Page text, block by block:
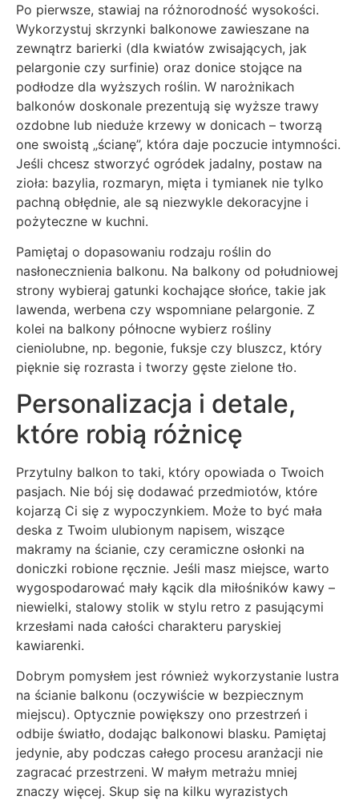
Po pierwsze, stawiaj na różnorodność wysokości.
Wykorzystuj skrzynki balkonowe zawieszane na
zewnątrz barierki (dla kwiatów zwisających, jak
pelargonie czy surfinie) oraz donice stojące na
podłodze dla wyższych roślin. W narożnikach
balkonów doskonale prezentują się wyższe trawy
ozdobne lub nieduże krzewy w donicach – tworzą
one swoistą „ścianę”, która daje poczucie intymności.
Jeśli chcesz stworzyć ogródek jadalny, postaw na
zioła: bazylia, rozmaryn, mięta i tymianek nie tylko
pachną obłędnie, ale są niezwykle dekoracyjne i
pożyteczne w kuchni.
Pamiętaj o dopasowaniu rodzaju roślin do
nasłonecznienia balkonu. Na balkony od południowej
strony wybieraj gatunki kochające słońce, takie jak
lawenda, werbena czy wspomniane pelargonie. Z
kolei na balkony północne wybierz rośliny
cieniolubne, np. begonie, fuksje czy bluszcz, który
pięknie się rozrasta i tworzy gęste zielone tło.
Personalizacja i detale,
które robią różnicę
Przytulny balkon to taki, który opowiada o Twoich
pasjach. Nie bój się dodawać przedmiotów, które
kojarzą Ci się z wypoczynkiem. Może to być mała
deska z Twoim ulubionym napisem, wiszące
makramy na ścianie, czy ceramiczne osłonki na
doniczki robione ręcznie. Jeśli masz miejsce, warto
wygospodarować mały kącik dla miłośników kawy –
niewielki, stalowy stolik w stylu retro z pasującymi
krzesłami nada całości charakteru paryskiej
kawiarenki.
Dobrym pomysłem jest również wykorzystanie lustra
na ścianie balkonu (oczywiście w bezpiecznym
miejscu). Optycznie powiększy ono przestrzeń i
odbije światło, dodając balkonowi blasku. Pamiętaj
jedynie, aby podczas całego procesu aranżacji nie
zagracać przestrzeni. W małym metrażu mniej
znaczy więcej. Skup się na kilku wyrazistych